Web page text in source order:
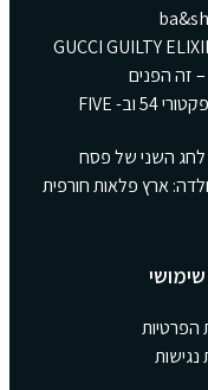
REPRESENT לאביב-קיץ 2024 נוחתת בפקטורי 54 וב- FIVE
השני של פסח
ארץ פלאות חורפית